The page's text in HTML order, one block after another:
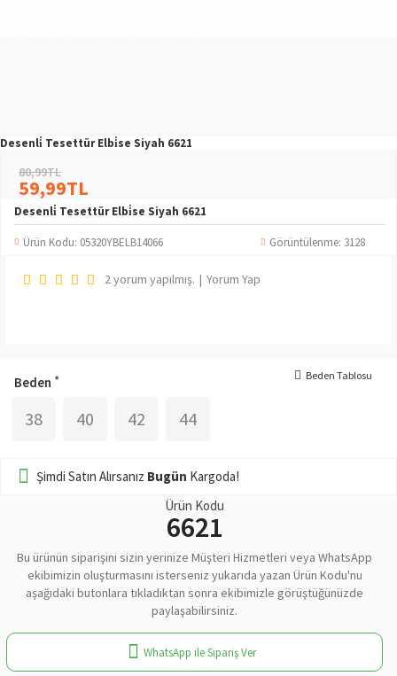
Desenli̇ Tesettür Elbi̇se Siyah 6621
Desenli̇ Tesettür Elbi̇se Siyah 6621
Ürün Kodu: 05320YBELB14066 Görüntülenme: 3128
2 yorum yapılmış. | Yorum Yap
59,99TL
80,99TL
Beden
38 40 42 44
Beden Tablosu
Şimdi Satın Alırsanız Bugün Kargoda!
Ürün Kodu
6621
Bu ürünün siparişini sizin yerinize Müşteri Hizmetleri veya WhatsApp
ekibimizin oluşturmasını isterseniz yukarıda yazan Ürün Kodu'nu
aşağıdaki butonlara tıkladıktan sonra ekibimizle görüştüğünüzde
paylaşabilirsiniz.
WhatsApp ile Sipariş Ver